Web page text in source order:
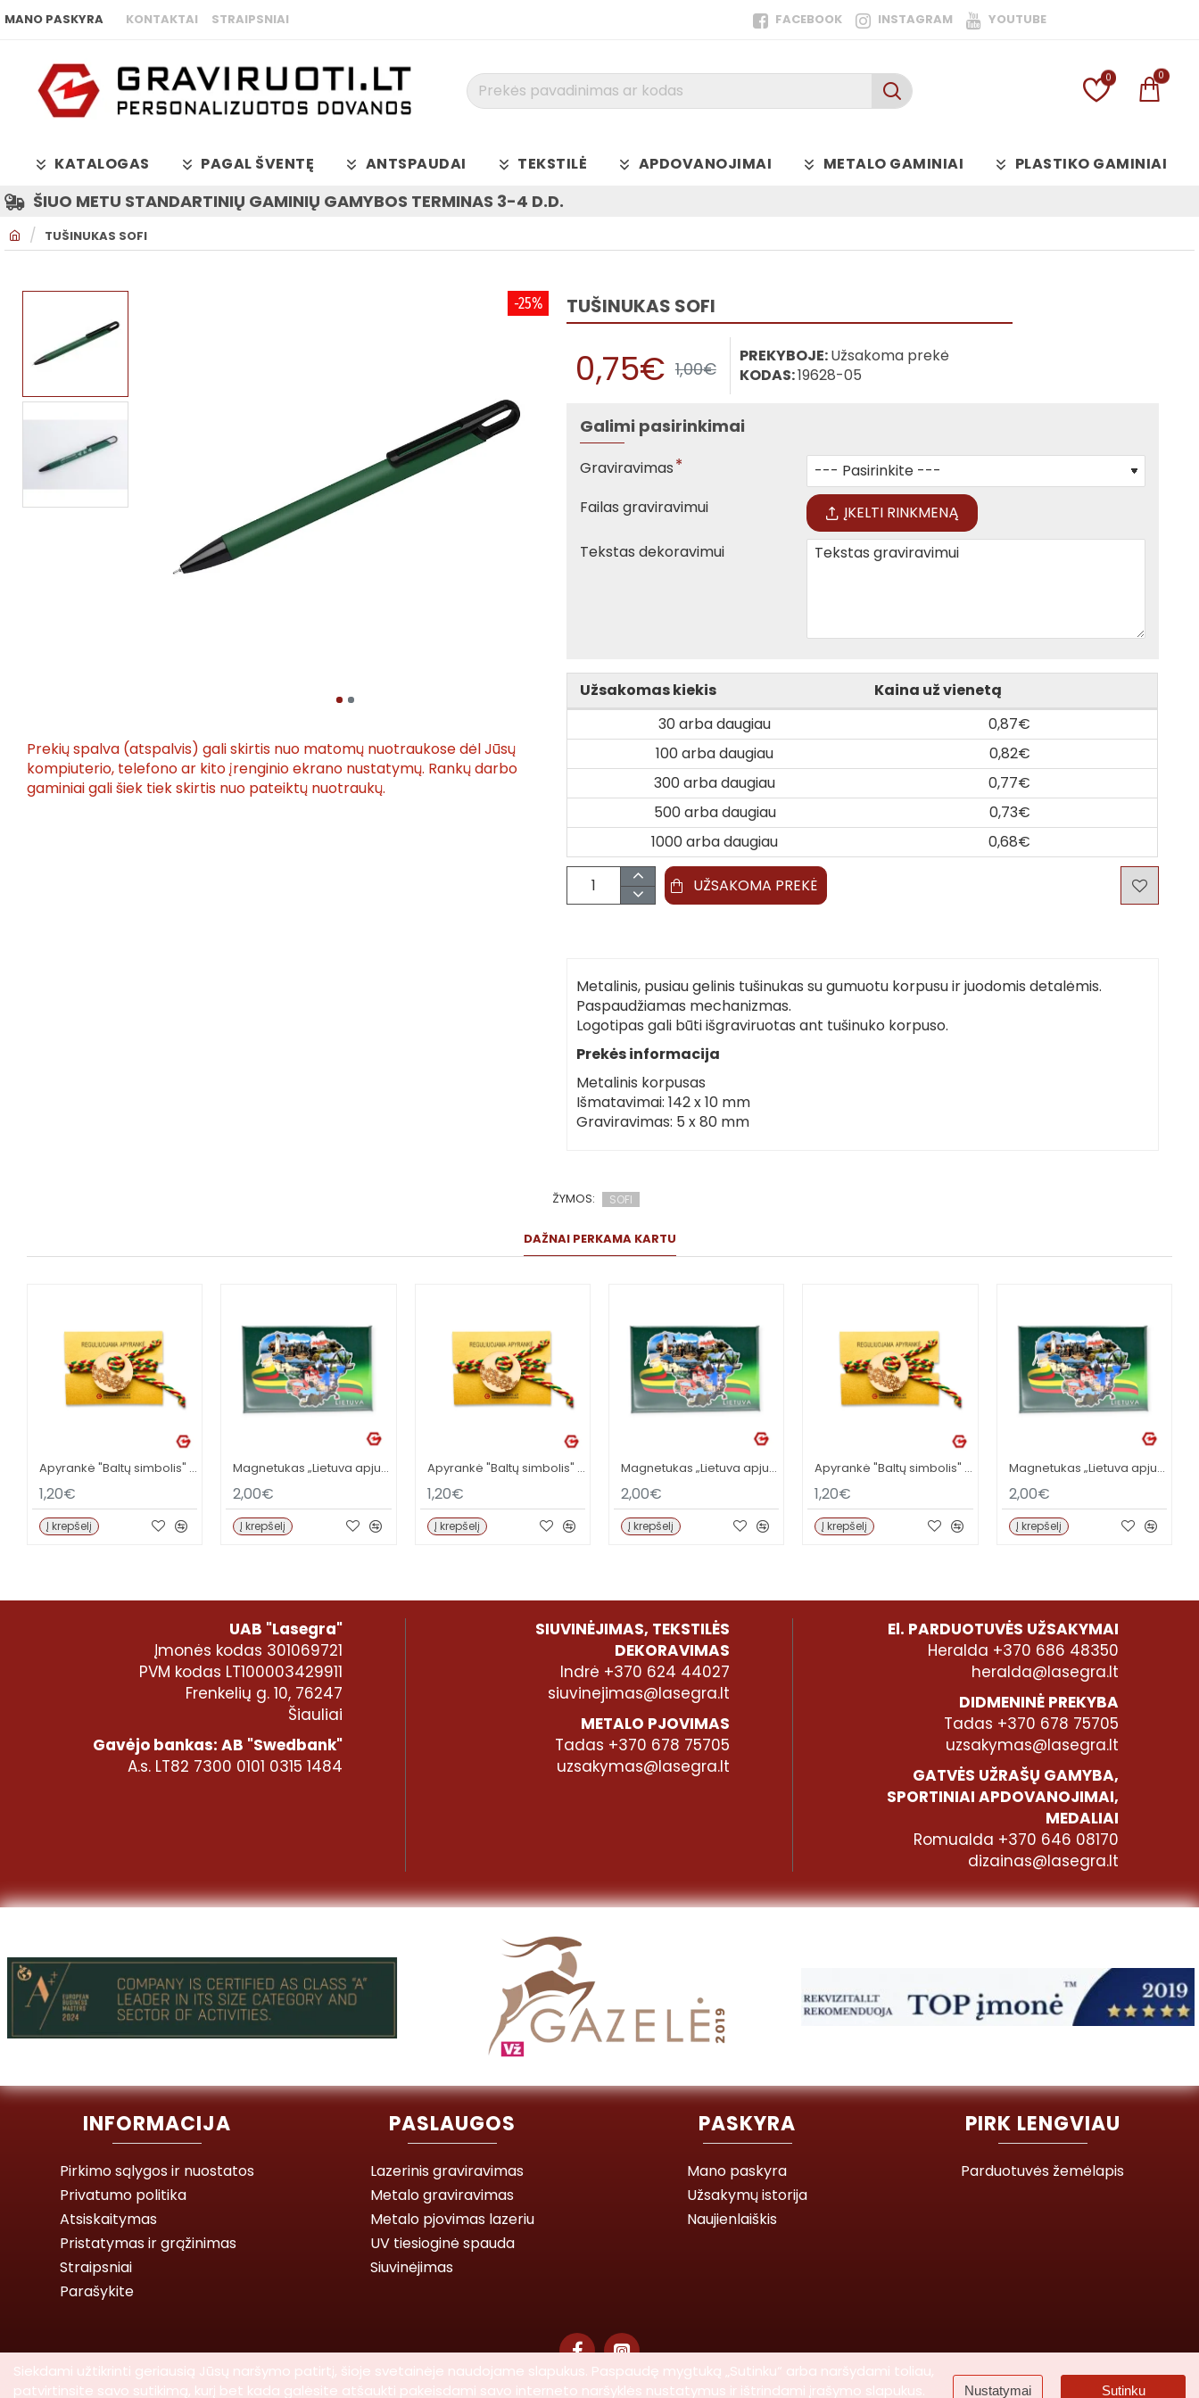
Siekdami užtikrinti geriausią Jūsų naršymo patirtį, šioje svetainėje naudojame slapukus. Paspaudę mygtuką „Sutinku“ arba naršydami toliau,
patvirtinsite savo sutikimą, kurį bet kada galėsite atšaukti pakeisdami savo interneto naršyklės nustatymus ir ištrindami įrašymo slapukus.
Nustatymai Sutinku
MANO PASKYRA KONTAKTAI STRAIPSNIAI FACEBOOK INSTAGRAM YOUTUBE
Prekės
kodas
0 0
KATALOGAS PAGAL ŠVENTĘ ANTSPAUDAI TEKSTILĖ APDOVANOJIMAI METALO GAMINIAI PLASTIKO GAMINIAI
O
TUŠINUKAS SOFI
ŠIUO METU STANDARTINIŲ GAMINIŲ GAMYBOS TERMINAS 3-4 D.D.
-25%
Prekių spalva (atspalvis) gali skirtis nuo matomų nuotraukose dėl Jūsų
kompiuterio, telefono ar kito įrenginio ekrano nustatymų. Rankų darbo
gaminiai gali šiek tiek skirtis nuo pateiktų nuotraukų.
TUŠINUKAS SOFI
0,75€ 1,00€
PREKYBOJE:Užsakoma prekė
KODAS:19628-05
Galimi pasirinkimai
Graviravimas
Failas graviravimui
ĮKELTI RINKMENĄ
Tekstas dekoravimui
Užsakomas kiekis
Kaina už vienetą
30 arba daugiau
0,87€
100 arba daugiau
0,82€
300 arba daugiau
0,77€
500 arba daugiau
0,73€
1000 arba daugiau
0,68€
UŽSAKOMA PREKĖ
Metalinis, pusiau gelinis tušinukas su gumuotu korpusu ir juodomis detalėmis.
Paspaudžiamas mechanizmas.
Logotipas gali būti išgraviruotas ant tušinuko korpuso.
Prekės informacija
Metalinis korpusas
Išmatavimai: 142 x 10 mm
Graviravimas: 5 x 80 mm
ŽYMOS: SOFI
DAŽNAI PERKAMA KARTU
Apyrankė "Baltų simbolis" (didesnė)
1,20€
Į krepšelį
Magnetukas „Lietuva apjuosta trispalve“
2,00€
Į krepšelį
Apyrankė "Baltų simbolis" (didesnė)
1,20€
Į krepšelį
Magnetukas „Lietuva apjuosta trispalve“
2,00€
Į krepšelį
Apyrankė "Baltų simbolis" (didesnė)
1,20€
Į krepšelį
Magnetukas „Lietuva apjuosta trispalve“
2,00€
Į krepšelį
UAB "Lasegra"
Įmonės kodas 301069721
PVM kodas LT100003429911
Frenkelių g. 10, 76247
Šiauliai
Gavėjo bankas: AB "Swedbank"
A.s. LT82 7300 0101 0315 1484
SIUVINĖJIMAS, TEKSTILĖS
DEKORAVIMAS
Indrė +370 624 44027
siuvinejimas@lasegra.lt
METALO PJOVIMAS
Tadas +370 678 75705
uzsakymas@lasegra.lt
El. PARDUOTUVĖS UŽSAKYMAI
Heralda +370 686 48350
heralda@lasegra.lt
DIDMENINĖ PREKYBA
Tadas +370 678 75705
uzsakymas@lasegra.lt
GATVĖS UŽRAŠŲ GAMYBA,
SPORTINIAI APDOVANOJIMAI,
MEDALIAI
Romualda +370 646 08170
dizainas@lasegra.lt
INFORMACIJA
Pirkimo sąlygos ir nuostatos
Privatumo politika
Atsiskaitymas
Pristatymas ir grąžinimas
Straipsniai
Parašykite
PASLAUGOS
Lazerinis graviravimas
Metalo graviravimas
Metalo pjovimas lazeriu
UV tiesioginė spauda
Siuvinėjimas
PASKYRA
Mano paskyra
Užsakymų istorija
Naujienlaiškis
PIRK LENGVIAU
Parduotuvės žemėlapis
© 2026 Lasegra UAB. Visos teisės saugomos